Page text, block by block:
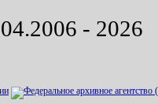
- 2026